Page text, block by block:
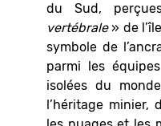
du Sud,
vertébrale» de
symbole de
parmi les
isolées du
l’héritage minier,